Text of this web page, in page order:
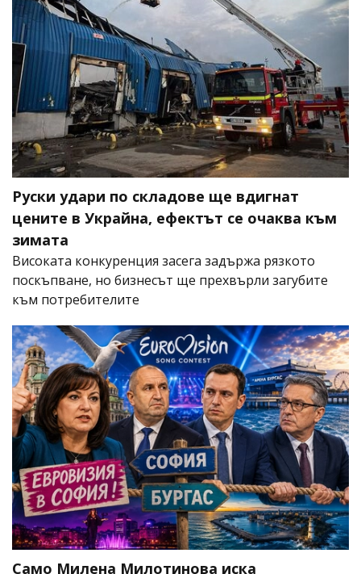
Руски удари по складове ще вдигнат
цените в Украйна, ефектът се очаква към
зимата
Високата конкуренция засега задържа рязкото
поскъпване, но бизнесът ще прехвърли загубите
към потребителите
Само Милена Милотинова иска